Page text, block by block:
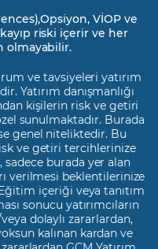
VİOP ve
riski içerir ve her
olmayabilir.
ve tavsiyeleri yatırım
Yatırım danışmanlığı
kişilerin risk ve getiri
sunulmaktadır. Burada
genel niteliktedir. Bu
ve getiri tercihlerinize
burada yer alan
verilmesi beklentilerinize
içeriği veya tanıtım
sonucu yatırımcıların
dolaylı zararlardan,
kalınan kardan ve